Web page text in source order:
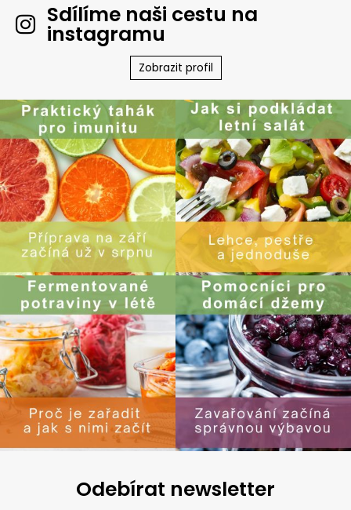
Sdílíme naši cestu na
instagramu
Zobrazit profil
Odebírat newsletter